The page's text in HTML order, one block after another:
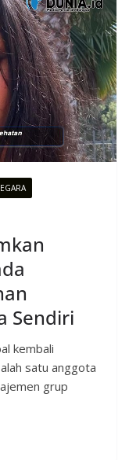
Sendiri
kembali
satu anggota
grup